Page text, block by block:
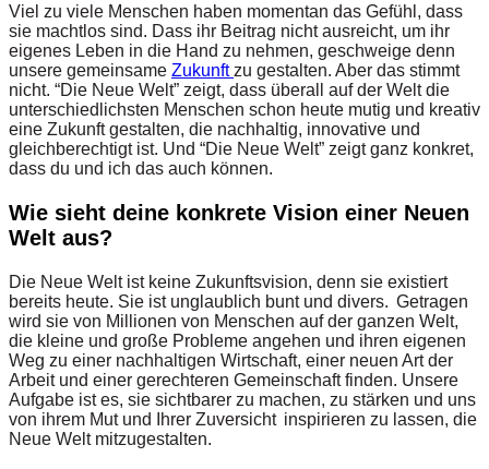
Viel zu viele Menschen haben momentan das Gefühl, dass
sie machtlos sind. Dass ihr Beitrag nicht ausreicht, um ihr
eigenes Leben in die Hand zu nehmen, geschweige denn
unsere gemeinsame Zukunftzu gestalten. Aber das stimmt
nicht. “Die Neue Welt” zeigt, dass überall auf der Welt die
unterschiedlichsten Menschen schon heute mutig und kreativ
eine Zukunft gestalten, die nachhaltig, innovative und
gleichberechtigt ist. Und “Die Neue Welt” zeigt ganz konkret,
dass du und ich das auch können.
Wie sieht deine konkrete Vision einer Neuen
Welt aus?
Die Neue Welt ist keine Zukunftsvision, denn sie existiert
bereits heute. Sie ist unglaublich bunt und divers. Getragen
wird sie von Millionen von Menschen auf der ganzen Welt,
die kleine und große Probleme angehen und ihren eigenen
Weg zu einer nachhaltigen Wirtschaft, einer neuen Art der
Arbeit und einer gerechteren Gemeinschaft finden. Unsere
Aufgabe ist es, sie sichtbarer zu machen, zu stärken und uns
von ihrem Mut und Ihrer Zuversicht inspirieren zu lassen, die
Neue Welt mitzugestalten.